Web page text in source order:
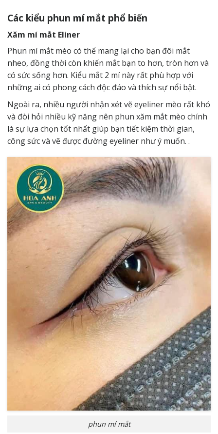
Các kiểu phun mí mắt phổ biến
Xăm mí mắt Eliner
Phun mí mắt mèo có thể mang lại cho bạn đôi mắt
nheo, đồng thời còn khiến mắt bạn to hơn, tròn hơn và
có sức sống hơn. Kiểu mắt 2 mí này rất phù hợp với
những ai có phong cách độc đáo và thích sự nổi bật.
Ngoài ra, nhiều người nhận xét vẽ eyeliner mèo rất khó
và đòi hỏi nhiều kỹ năng nên phun xăm mắt mèo chính
là sự lựa chọn tốt nhất giúp bạn tiết kiệm thời gian,
công sức và vẽ được đường eyeliner như ý muốn. .
phun mí mắt